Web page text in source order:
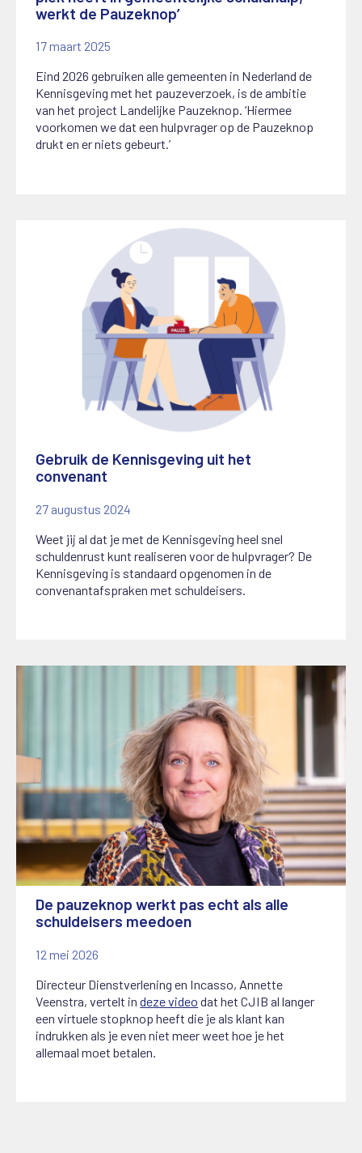
werkt de Pauzeknop’
17 maart 2025
Eind 2026 gebruiken alle gemeenten in Nederland de
Kennisgeving met het pauzeverzoek, is de ambitie
van het project Landelijke Pauzeknop. ‘Hiermee
voorkomen we dat een hulpvrager op de Pauzeknop
drukt en er niets gebeurt.’
Gebruik de Kennisgeving uit het
convenant
27 augustus 2024
Weet jij al dat je met de Kennisgeving heel snel
schuldenrust kunt realiseren voor de hulpvrager? De
Kennisgeving is standaard opgenomen in de
convenantafspraken met schuldeisers.
De pauzeknop werkt pas echt als alle
schuldeisers meedoen
12 mei 2026
Directeur Dienstverlening en Incasso, Annette
Veenstra, vertelt indeze video dat het CJIB al langer
een virtuele stopknop heeft die je als klant kan
indrukken als je even niet meer weet hoe je het
allemaal moet betalen.